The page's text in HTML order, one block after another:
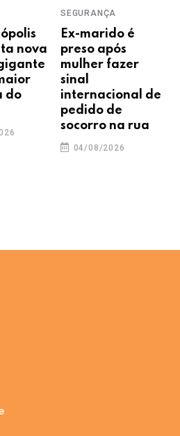
para a Olimpíada
Eficiência
vão até 15 de
nova
do
SEGURANÇA
Ex-marido é
preso após
mulher fazer
sinal
internacional de
pedido de
socorro na rua
04/08/2026